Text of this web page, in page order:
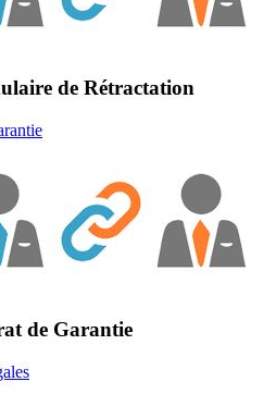
de Rétractation
de Garantie